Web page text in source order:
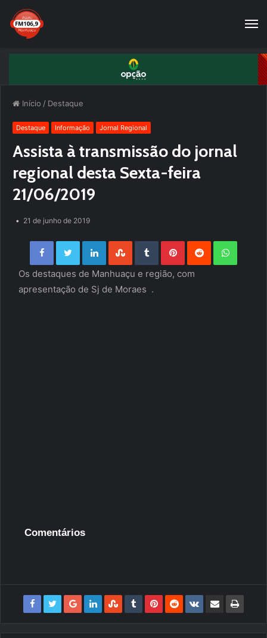
Início / Destaque
Destaque Informação Jornal Regional
Assista à transmissão do jornal
regional desta Sexta-feira
21/06/2019
21 de junho de 2019
Facebook Twitter LinkedIn StumbleUpon Tumblr Pinterest Reddit
Os destaques de Manhuaçu e região, com
apresentação de Sj de Moraes .
Comentários